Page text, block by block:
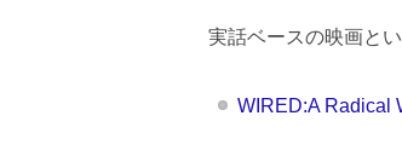
実話ベースの映画と
WIRED:A Radical